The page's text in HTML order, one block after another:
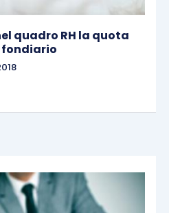
quadro RH la quota
fondiario